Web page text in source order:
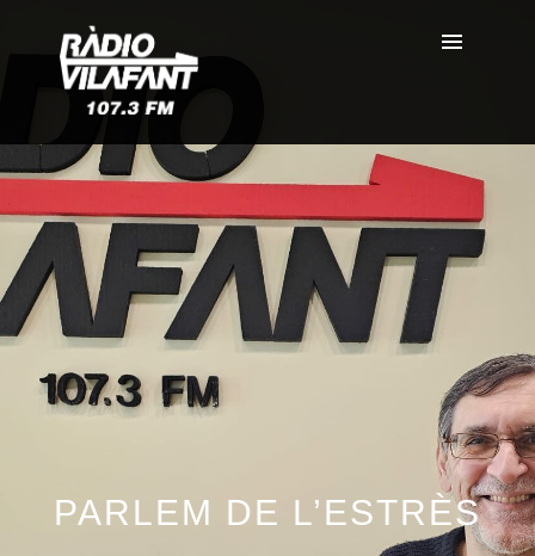
PARLEM DE L’ESTRÈS